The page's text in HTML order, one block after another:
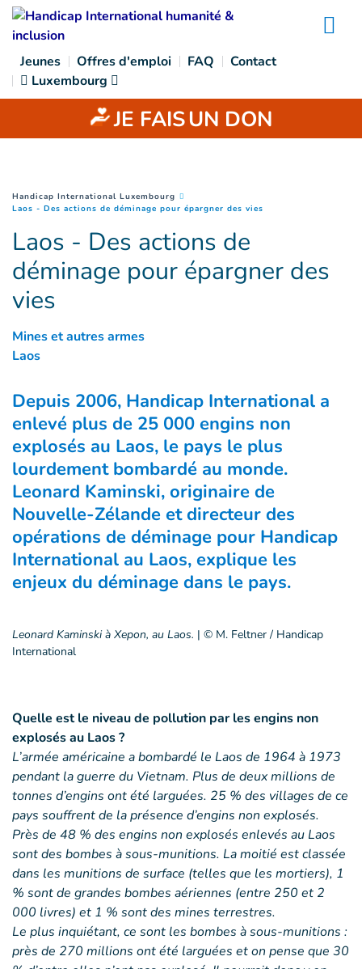
Goto main content
Jeunes Offres d'emploi FAQ
Contact
Luxembourg
JE FAISUN DON
You are here :
Handicap International Luxembourg
Laos - Des actions de déminage pour épargner des vies
Laos - Des actions de
déminage pour épargner des
vies
Mines et autres armes
Laos
Depuis 2006, Handicap International a
enlevé plus de 25 000 engins non
explosés au Laos, le pays le plus
lourdement bombardé au monde.
Leonard Kaminski, originaire de
Nouvelle-Zélande et directeur des
opérations de déminage pour Handicap
International au Laos, explique les
enjeux du déminage dans le pays.
Leonard Kaminski à Xepon, au Laos. | © M. Feltner / Handicap
International
Quelle est le niveau de pollution par les engins non
explosés au Laos ?
L’armée américaine a bombardé le Laos de 1964 à 1973
pendant la guerre du Vietnam. Plus de deux millions de
tonnes d’engins ont été larguées. 25 % des villages de ce
pays souffrent de la présence d’engins non explosés.
Près de 48 % des engins non explosés enlevés au Laos
sont des bombes à sous-munitions. La moitié est classée
dans les munitions de surface (telles que les mortiers), 1
% sont de grandes bombes aériennes (entre 250 et 2
000 livres) et 1 % sont des mines terrestres.
Le plus inquiétant, ce sont les bombes à sous-munitions :
près de 270 millions ont été larguées et on pense que 30